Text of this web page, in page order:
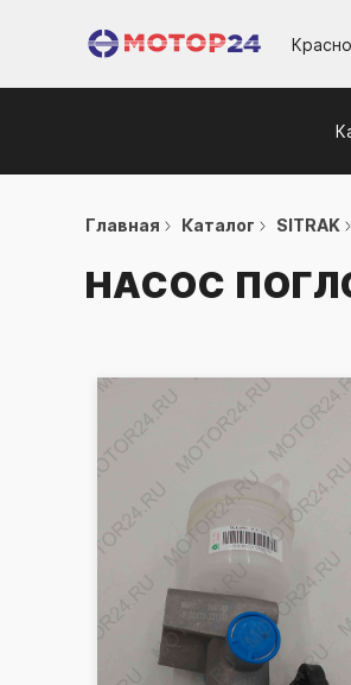
Главная Каталог SITRAK
НАСОС